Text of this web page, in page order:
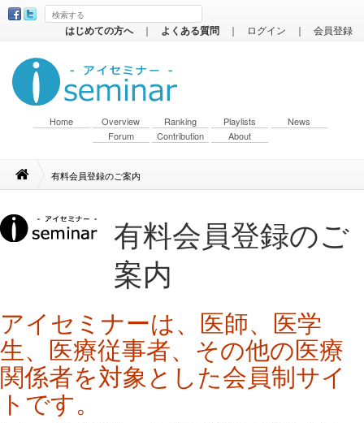
はじめての方へ ｜ よくある質問 ｜ ログイン ｜ 会員登録
Home Overview Ranking Playlists
News
Forum
Contribution About
有料会員登録のご案内
有料会員登録のご
案内
アイセミナーは、医師、医学
生、医療従事者、その他の医療
関係者を対象とした会員制サイ
トです。